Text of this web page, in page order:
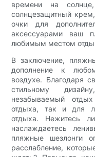
времени на
солнцезащитный
очки для
аксессуарами ваш
любимым местом
В заключение,
дополнение к
воздухе. Благодаря
стильному
незабываемый
отдыха, так и для
отдыха. Нежитесь
наслаждаетесь
пляжные шезлонги
расслабление,